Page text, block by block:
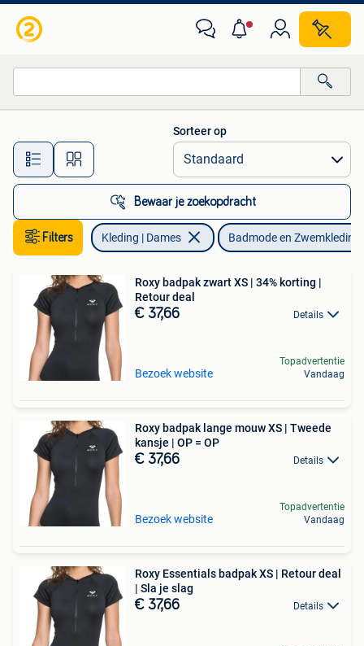
Alle afstanden…
Sorteer op
Bewaar je zoekopdracht
Filters Kleding | Dames Badmode en Zwemkleding
Roxy badpak zwart XS | 34% korting |
Retour deal
€ 37,66 Details
Bezoek website
Topadvertentie
Vandaag
Roxy badpak lange mouw XS | Tweede
kansje | OP = OP
€ 37,66 Details
Bezoek website
Topadvertentie
Vandaag
Roxy Essentials badpak XS | Retour deal
| Sla je slag
€ 37,66 Details